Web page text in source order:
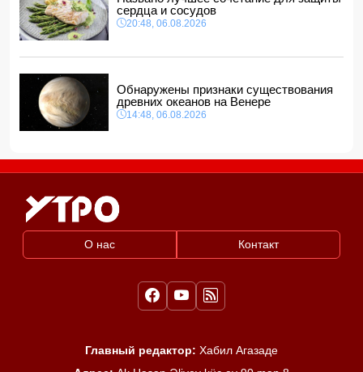
сердца и сосудов
20:48, 06.08.2026
Обнаружены признаки существования
древних океанов на Венере
14:48, 06.08.2026
О нас Контакт
Главный редактор: Хабил Агазаде